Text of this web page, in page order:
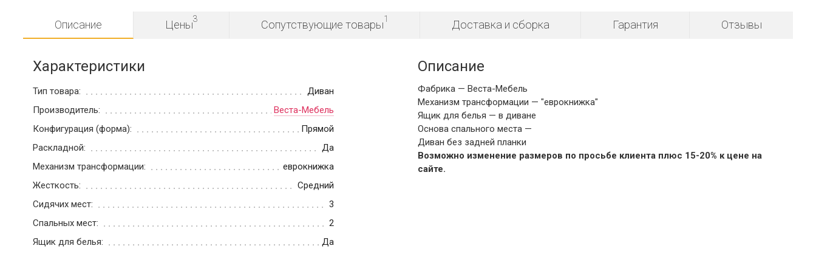
Описание Цены3 Сопутствующие товары1 Доставка и сборка Гарантия Отзывы
Характеристики
Тип товара:
Диван
Производитель:
Веста-Мебель
Конфигурация (форма):
Прямой
Раскладной:
Да
Механизм трансформации:
еврокнижка
Жесткость:
Средний
Сидячих мест:
3
Спальных мест:
2
Ящик для белья:
Да
Описание
Фабрика — Веста-Мебель
Механизм трансформации — "еврокнижка"
Ящик для белья — в диване
Основа спального места —
Диван без задней планки
Возможно изменение размеров по просьбе клиента плюс 15-20% к цене на
сайте.